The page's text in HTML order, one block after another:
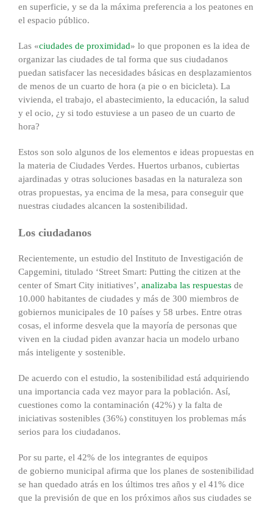
en superficie, y se da la máxima preferencia a los peatones en
el espacio público.
Las «ciudades de proximidad» lo que proponen es la idea de
organizar las ciudades de tal forma que sus ciudadanos
puedan satisfacer las necesidades básicas en desplazamientos
de menos de un cuarto de hora (a pie o en bicicleta). La
vivienda, el trabajo, el abastecimiento, la educación, la salud
y el ocio, ¿y si todo estuviese a un paseo de un cuarto de
hora?
Estos son solo algunos de los elementos e ideas propuestas en
la materia de Ciudades Verdes. Huertos urbanos, cubiertas
ajardinadas y otras soluciones basadas en la naturaleza son
otras propuestas, ya encima de la mesa, para conseguir que
nuestras ciudades alcancen la sostenibilidad.
Los ciudadanos
Recientemente, un estudio del Instituto de Investigación de
Capgemini, titulado ‘Street Smart: Putting the citizen at the
center of Smart City initiatives’, analizaba las respuestas de
10.000 habitantes de ciudades y más de 300 miembros de
gobiernos municipales de 10 países y 58 urbes. Entre otras
cosas, el informe desvela que la mayoría de personas que
viven en la ciudad piden avanzar hacia un modelo urbano
más inteligente y sostenible.
De acuerdo con el estudio, la sostenibilidad está adquiriendo
una importancia cada vez mayor para la población. Así,
cuestiones como la contaminación (42%) y la falta de
iniciativas sostenibles (36%) constituyen los problemas más
serios para los ciudadanos.
Por su parte, el 42% de los integrantes de equipos
de gobierno municipal afirma que los planes de sostenibilidad
se han quedado atrás en los últimos tres años y el 41% dice
que la previsión de que en los próximos años sus ciudades se